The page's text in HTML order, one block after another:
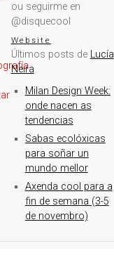
ou seguirme en
@disquecool
Website
Últimos posts de Lucía
Neira
Milan Design Week:
onde nacen as
tendencias
Sabas ecolóxicas
para soñar un
mundo mellor
Axenda cool para a
fin de semana (3-5
de novembro)